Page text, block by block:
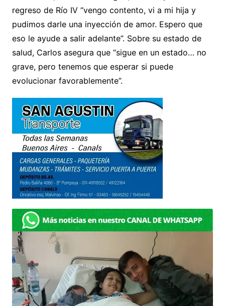
regreso de Río IV “vengo contento, vi a mi hija y
pudimos darle una inyección de amor. Espero que
eso le ayude a salir adelante”. Sobre su estado de
salud, Carlos asegura que “sigue en un estado… no
grave, pero tenemos que esperar si puede
evolucionar favorablemente”.